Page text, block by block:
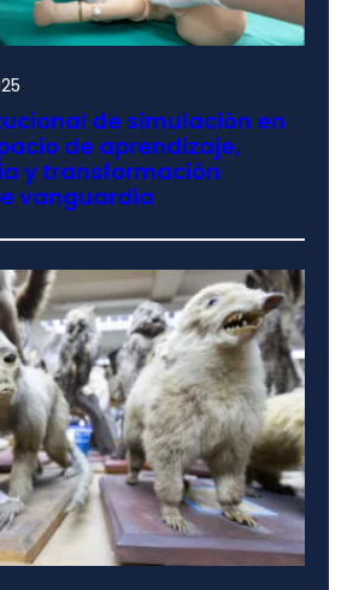
de simulación en
de aprendizaje,
y transformación
vanguardia